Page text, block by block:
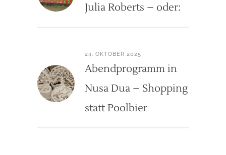
Julia Roberts – oder:
24. OKTOBER 2025
Abendprogramm in
Nusa Dua – Shopping
statt Poolbier